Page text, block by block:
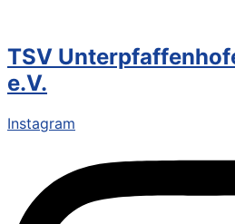
TSV
e.V.
Instagram